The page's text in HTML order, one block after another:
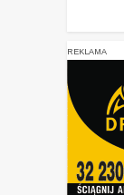
REKLAMA